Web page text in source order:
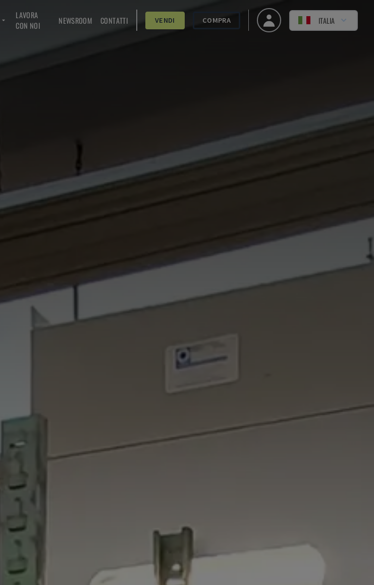
LAVORA
CON NOI
NEWSROOM CONTATTI VENDI COMPRA ITALIA